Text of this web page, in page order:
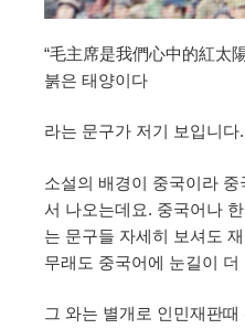
“毛主席是我們心中的紅太
붉은 태양이다
라는 문구가 저기 보입니다.
소설의 배경이 중국이라
서 나오는데요. 중국어나
는 문구들 자세히 보셔도
무래도 중국어에 눈길이 더
그 와는 별개로 인민재판